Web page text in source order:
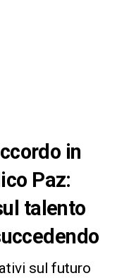
in
Paz:
talento
sul futuro